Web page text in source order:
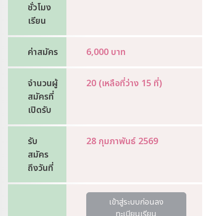
ชั่วโมง
เรียน
ค่าสมัคร 6,000 บาท
จำนวนผู้
สมัครที่
เปิดรับ
20 (เหลือที่ว่าง 15 ที่)
รับ
สมัคร
ถึงวันที่
28 กุมภาพันธ์ 2569
เข้าสู่ระบบก่อนลง
ทะเบียนเรียน